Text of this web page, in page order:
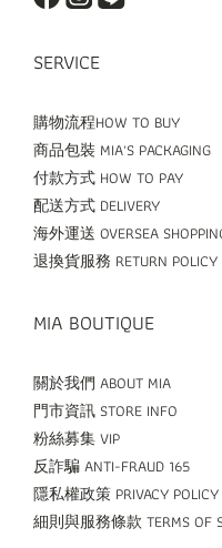
SERVICE
購物流程HOW TO BUY
商品包裝 MIA'S PACKAGING
付款方式 HOW TO PAY
配送方式 DELIVERY
海外運送 OVERSEA
退換貨服務 RETURN POLICY
MIA BOUTIQUE
關於我們 ABOUT MIA
門市資訊 STORE INFO
粉絲募集 VIP
反詐騙 ANTI-FRAUD 165
隱私權政策 PRIVACY POLICY
細則與服務條款 TERMS OF